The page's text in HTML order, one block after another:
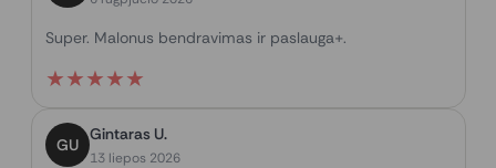
Super. Malonus bendravimas ir paslauga+.
★★★★★
GU
Gintaras U.
13 liepos 2026